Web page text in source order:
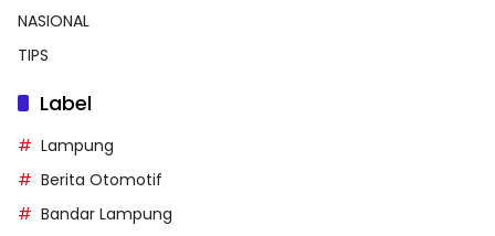
NASIONAL
TIPS
Label
Lampung
Berita Otomotif
Bandar Lampung